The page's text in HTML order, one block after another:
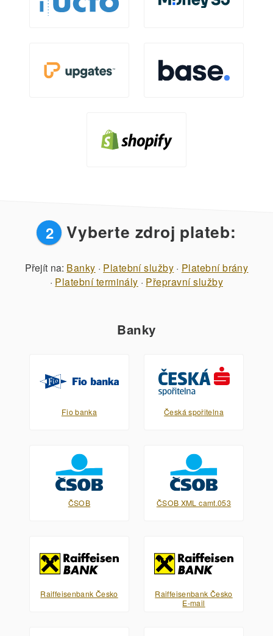
2 Vyberte zdroj plateb:
Přejít na: Banky · Platební služby · Platební brány
· Platební terminály · Přepravní služby
Banky
Fio banka Česká spořitelna
ČSOB ČSOB XML camt.053
Raiffeisenbank Česko
Raiffeisenbank Česko
E-mail